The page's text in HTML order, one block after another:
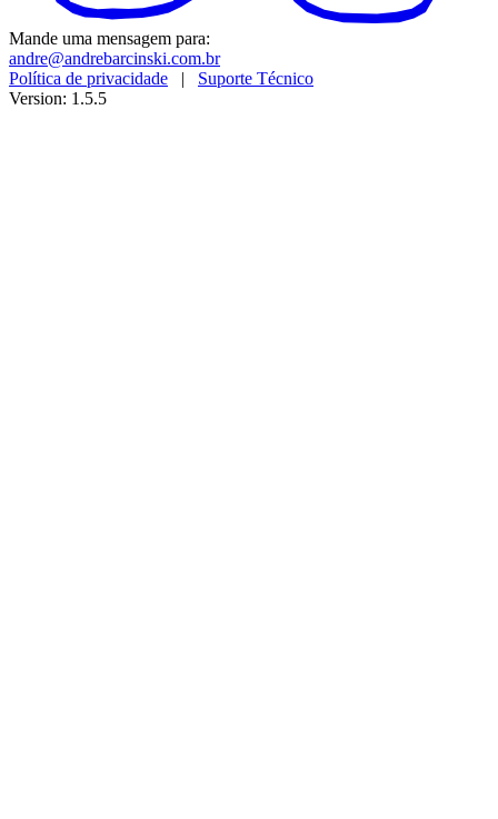
Mande uma mensagem para:
andre@andrebarcinski.com.br
Política de privacidade | Suporte Técnico
Version: 1.5.5